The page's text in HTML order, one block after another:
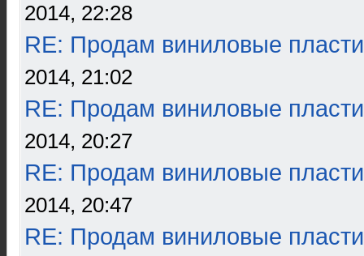
2014, 22:28
RE: Продам виниловые
2014, 21:02
RE: Продам виниловые
2014, 20:27
RE: Продам виниловые
2014, 20:47
RE: Продам виниловые